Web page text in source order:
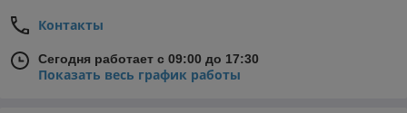
Контакты
Сегодня работает с 09:00 до 17:30
Показать весь график работы